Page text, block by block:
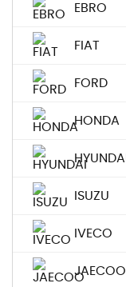
EBRO
FIAT
FORD
HONDA
HYUNDAI
ISUZU
IVECO
JAECOO